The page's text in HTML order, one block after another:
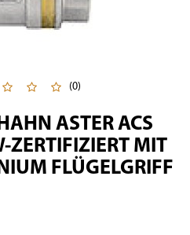
(0)
ASTER ACS
MIT
FLÜGELGRIFF